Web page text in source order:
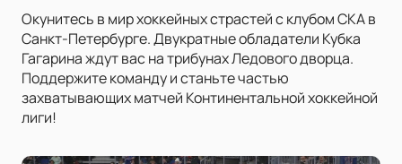
Окунитесь в мир хоккейных страстей с клубом СКА в
Санкт-Петербурге. Двукратные обладатели Кубка
Гагарина ждут вас на трибунах Ледового дворца.
Поддержите команду и станьте частью
захватывающих матчей Континентальной хоккейной
лиги!